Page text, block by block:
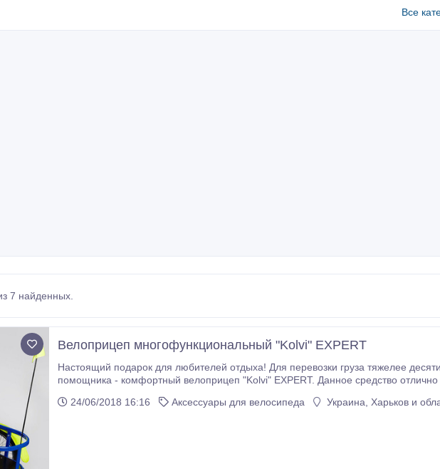
Все
7 найденных.
Велоприцеп многофункциональный "Kolvi" EXPERT
Настоящий подарок для любителей отдыха! Для перевозки груза тяжелее
помощника - комфортный велоприцеп "Kolvi" EXPERT. Данное средство отлично
24/06/2018 16:16
Аксессуары для велосипеда Украина, Харьков и